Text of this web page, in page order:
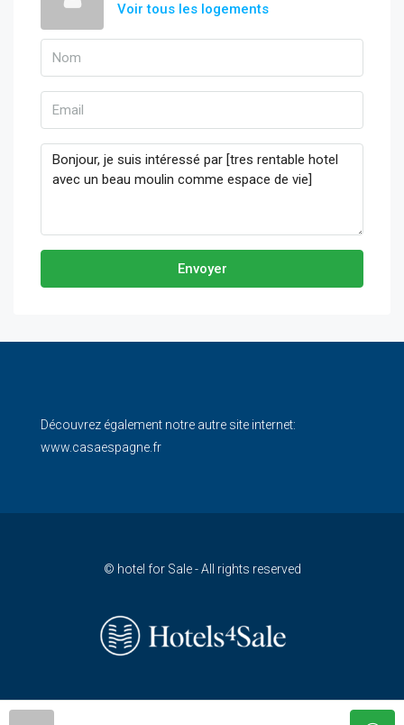
Voir tous les logements
Envoyer
Découvrez également notre autre site internet:
www.casaespagne.fr
© hotel for Sale - All rights reserved